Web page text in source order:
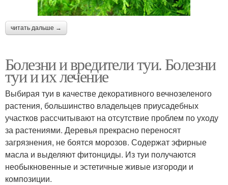
читать дальше →
Болезни и вредители туи. Болезни
туи и их лечение
Выбирая туи в качестве декоративного вечнозеленого
растения, большинство владельцев приусадебных
участков рассчитывают на отсутствие проблем по уходу
за растениями. Деревья прекрасно переносят
загрязнения, не боятся морозов. Содержат эфирные
масла и выделяют фитонциды. Из туи получаются
необыкновенные и эстетичные живые изгороди и
композиции.